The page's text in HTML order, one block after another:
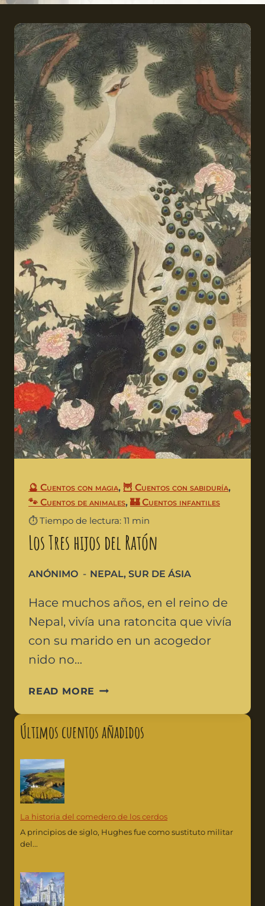
🔮 Cuentos con magia, 🦉 Cuentos con sabiduría,
🐾 Cuentos de animales, 🏰 Cuentos infantiles
⏱️ Tiempo de lectura: 11 min
Los Tres hijos del Ratón
ANÓNIMO NEPAL, SUR DE ÁSIA
Hace muchos años, en el reino de
Nepal, vivía una ratoncita que vivía
con su marido en un acogedor
nido no…
READ MORE
Últimos cuentos añadidos
La historia del comedero de los cerdos
A principios de siglo, Hughes fue como sustituto militar
del...